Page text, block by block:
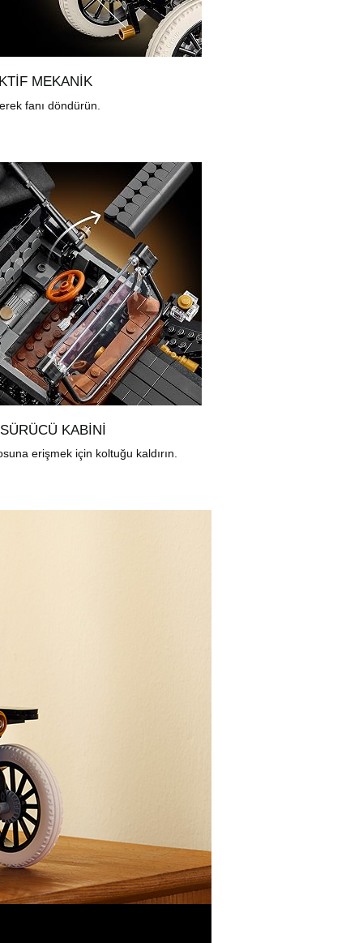
MEKANIK
fanı döndürün.
KABINI
erişmek için koltuğu kaldırın.